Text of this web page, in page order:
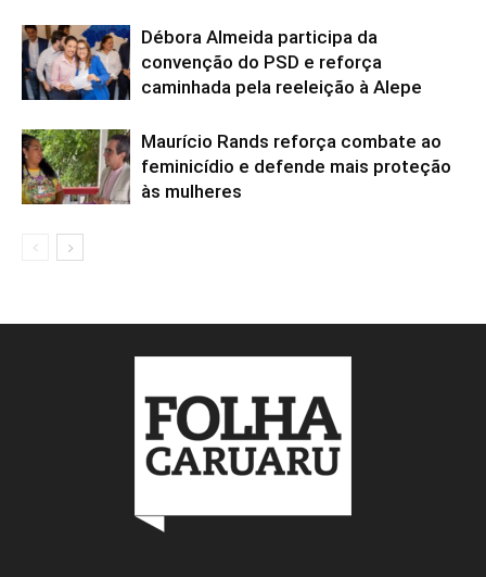
Débora Almeida participa da
convenção do PSD e reforça
caminhada pela reeleição à Alepe
Maurício Rands reforça combate ao
feminicídio e defende mais proteção
às mulheres